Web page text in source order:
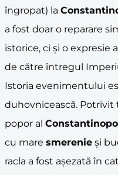
îngropat) la
a fost doar o reparare
istorice, ci și o expresie
de către întregul
Istoria evenimentului
duhovnicească.
popor al
cu mare smerenie și
racla a fost așezată în